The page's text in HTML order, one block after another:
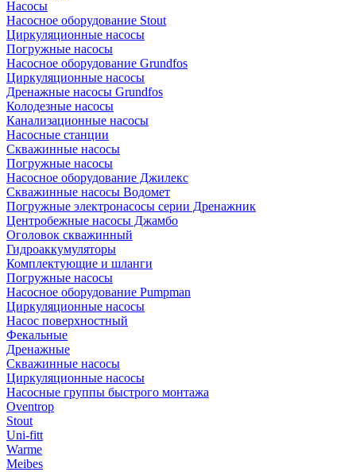
Насосы
Насосное оборудование Stout
Циркуляционные насосы
Погружные насосы
Насосное оборудование Grundfos
Циркуляционные насосы
Дренажные насосы Grundfos
Колодезные насосы
Канализационные насосы
Насосные станции
Скважинные насосы
Погружные насосы
Насосное оборудование Джилекс
Скважинные насосы Водомет
Погружные электронасосы серии Дренажник
Центробежные насосы Джамбо
Оголовок скважинный
Гидроаккумуляторы
Комплектующие и шланги
Погружные насосы
Насосное оборудование Pumpman
Циркуляционные насосы
Насос поверхностный
Фекальные
Дренажные
Скважинные насосы
Циркуляционные насосы
Насосные группы быстрого монтажа
Oventrop
Stout
Uni-fitt
Warme
Meibes